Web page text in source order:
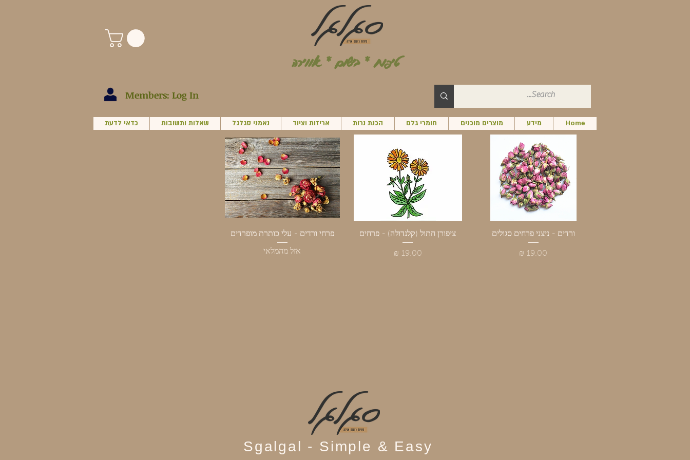
טיפוח * בישום * אווירה
Members: Log In
Home מידע מוצרים מוכנים חומרי גלם הכנת נרות אריזות וציוד נאמני סגלגל שאלות ותשובות כדאי לדעת
תצוגה מהירה
ורדים - ניצני פרחים סגולים
מחיר
תצוגה מהירה
ציפורן חתול (קלנדולה) - פרחים
מחיר
תצוגה מהירה
פרחי ורדים - עלי כותרת מופרדים
אזל מהמלאי
Sgalgal - Simple & Easy